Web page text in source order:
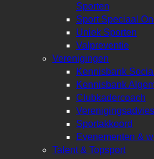
Sporten
Sport Speciaal
Uniek Sporten
Valpreventie
Verenigingen
Kennisbank
Kennisbank
Clubkadercoach
Verenigingsadvies
Sportakkoord
Evenementen &
Talent & Topsport